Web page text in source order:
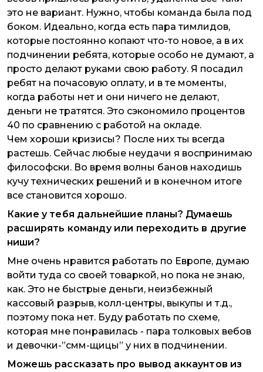
это не вариант. Нужно, чтобы команда была под
боком. Идеально, когда есть пара тимлидов,
которые постоянно копают что-то новое, а в их
подчинении ребята, которые особо не думают, а
просто делают руками свою работу. Я посадил
ребят на почасовую оплату, и в те моменты,
когда работы нет и они ничего не делают,
деньги не тратятся. Это сэкономило процентов
40 по сравнению с работой на окладе.
Чем хороши кризисы? После них ты всегда
растешь. Сейчас любые неудачи я воспринимаю
философски. Во время волны банов находишь
кучу технических решений и в конечном итоге
все становится хорошо.
Какие у тебя дальнейшие планы? Думаешь
расширять команду или переходить в другие
ниши?
Мне очень нравится работать по Европе, думаю
войти туда со своей товаркой, но пока не знаю,
как. Это не быстрые деньги, неизбежный
кассовый разрыв, колл-центры, выкупы и т.д.,
поэтому пока нет. Буду работать по схеме,
которая мне понравилась - пара толковых вебов
и девочки-”смм-щицы” у них в подчинении.
Можешь рассказать про вывод аккаунтов из